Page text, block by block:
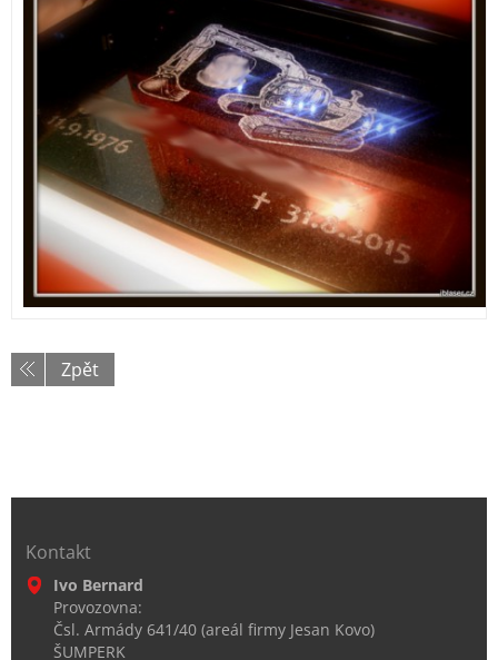
Zpět
Kontakt
Ivo Bernard
Provozovna:
Čsl. Armády 641/40 (areál firmy Jesan Kovo)
ŠUMPERK